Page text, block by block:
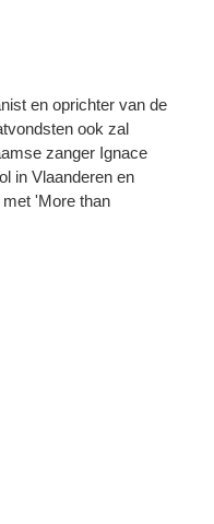
en oprichter van de
ook zal
zanger Ignace
in Vlaanderen en
'More than